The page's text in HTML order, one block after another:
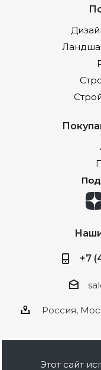
+7
Россия,
Этот сайт